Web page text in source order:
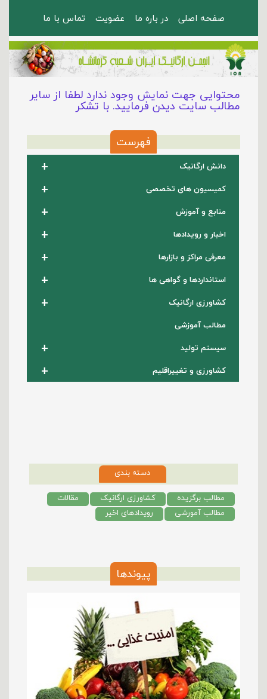
صفحه اصلی در باره ما عضویت تماس با ما
محتوایی جهت نمایش وجود ندارد لطفا از سایر
مطالب سایت دیدن فرمایید. با تشکر
فهرست
دانش ارگانیک +
کمیسیون های تخصصی +
منابع و آموزش +
اخبار و رویدادها +
معرفی مراکز و بازارها +
استانداردها و گواهی ها +
کشاورزی ارگانیک +
مطالب آموزشی
سیستم تولید
+
کشاورزی و تغییراقلیم +
دسته بندی
مطالب برگزیده
کشاورزی ارگانیک
مقالات
مطالب آمورشی
رویدادهای اخیر
پیوندها